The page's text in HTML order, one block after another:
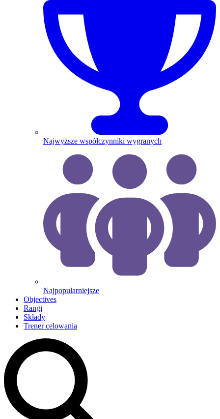
Najwyższe współczynniki wygranych
Najpopularniejsze
Objectives
Rangi
Składy
Trener celowania